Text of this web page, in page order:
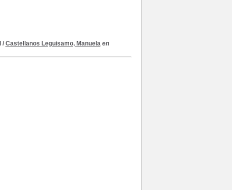
/ Castellanos Leguisamo, Manuela en